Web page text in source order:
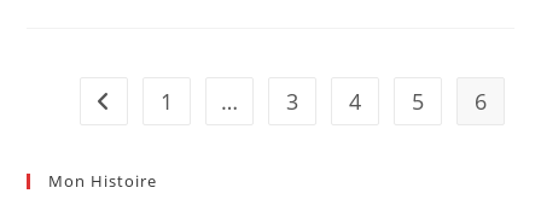
Go to the previous page
1 … 3 4 5 6
Mon Histoire